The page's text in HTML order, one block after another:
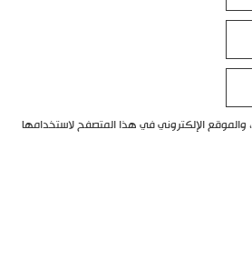
والموقع الإلكتروني في هذا المتصفح لاستخدامها